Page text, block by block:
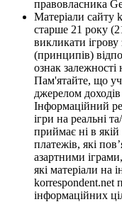
правовласника
Матеріали сайту
старше 21 року
викликати
(принципів)
ознак залежності
Пам'ятайте, що
джерелом
Інформаційний
ігри на реальні
приймає ні в
платежів, які
азартними
які матеріали на
korrespondent.net
інформаційних